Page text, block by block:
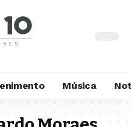
Música